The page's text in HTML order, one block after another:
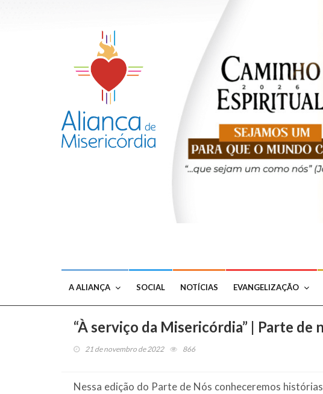
A ALIANÇA SOCIAL NOTÍCIAS EVANGELIZAÇÃO
“À serviço da Misericórdia” | Parte de
21 de novembro de 2022 866
Nessa edição do Parte de Nós conheceremos